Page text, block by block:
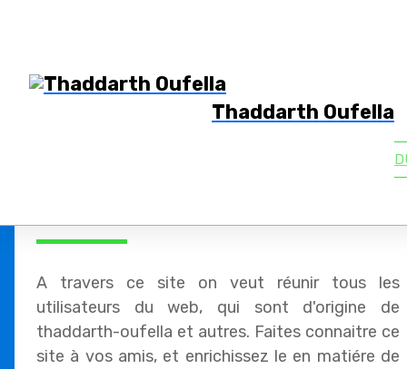
Thaddarth Oufella
A travers ce site on veut réunir tous les
utilisateurs du web, qui sont d'origine de
thaddarth-oufella et autres. Faites connaitre ce
site à vos amis, et enrichissez le en matiére de